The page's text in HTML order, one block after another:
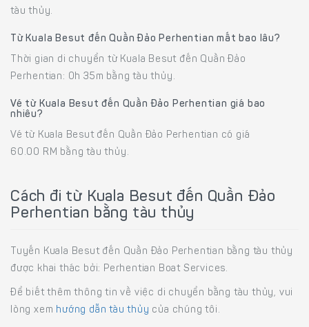
tàu thủy.
Từ Kuala Besut đến Quần Đảo Perhentian mất bao lâu?
Thời gian di chuyển từ Kuala Besut đến Quần Đảo
Perhentian: 0h 35m bằng tàu thủy.
Vé từ Kuala Besut đến Quần Đảo Perhentian giá bao
nhiêu?
Vé từ Kuala Besut đến Quần Đảo Perhentian có giá
60.00 RM bằng tàu thủy.
Cách đi từ Kuala Besut đến Quần Đảo
Perhentian bằng tàu thủy
Tuyến Kuala Besut đến Quần Đảo Perhentian bằng tàu thủy
được khai thác bởi: Perhentian Boat Services.
Để biết thêm thông tin về việc di chuyển bằng tàu thủy, vui
lòng xem hướng dẫn tàu thủy của chúng tôi.